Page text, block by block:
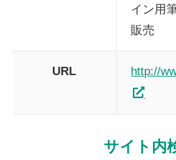
イン用
販売
URL http://
サイト内